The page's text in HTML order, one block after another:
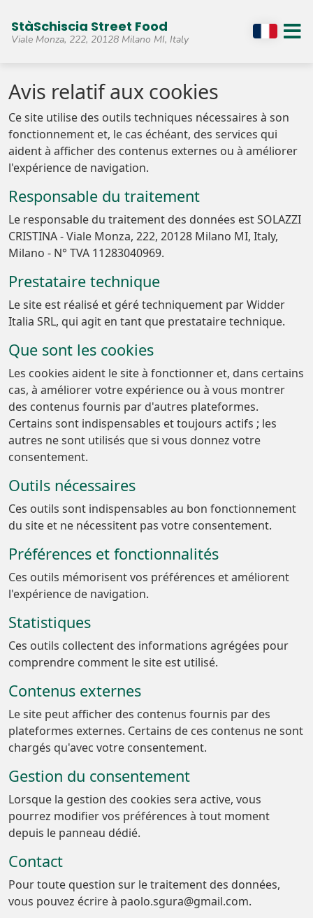
StàSchiscia Street Food
Viale Monza, 222, 20128 Milano MI, Italy
Avis relatif aux cookies
Ce site utilise des outils techniques nécessaires à son
fonctionnement et, le cas échéant, des services qui
aident à afficher des contenus externes ou à améliorer
l'expérience de navigation.
Responsable du traitement
Le responsable du traitement des données est SOLAZZI
CRISTINA - Viale Monza, 222, 20128 Milano MI, Italy,
Milano - N° TVA 11283040969.
Prestataire technique
Le site est réalisé et géré techniquement par Widder
Italia SRL, qui agit en tant que prestataire technique.
Que sont les cookies
Les cookies aident le site à fonctionner et, dans certains
cas, à améliorer votre expérience ou à vous montrer
des contenus fournis par d'autres plateformes.
Certains sont indispensables et toujours actifs ; les
autres ne sont utilisés que si vous donnez votre
consentement.
Outils nécessaires
Ces outils sont indispensables au bon fonctionnement
du site et ne nécessitent pas votre consentement.
Préférences et fonctionnalités
Ces outils mémorisent vos préférences et améliorent
l'expérience de navigation.
Statistiques
Ces outils collectent des informations agrégées pour
comprendre comment le site est utilisé.
Contenus externes
Le site peut afficher des contenus fournis par des
plateformes externes. Certains de ces contenus ne sont
chargés qu'avec votre consentement.
Gestion du consentement
Lorsque la gestion des cookies sera active, vous
pourrez modifier vos préférences à tout moment
depuis le panneau dédié.
Contact
Pour toute question sur le traitement des données,
vous pouvez écrire à paolo.sgura@gmail.com.